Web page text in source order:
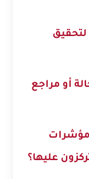
لتحقيق
أو مراجع
مؤشرات